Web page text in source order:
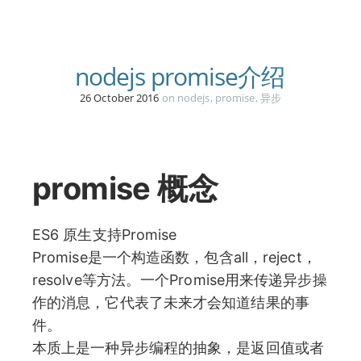
nodejs promise介绍
26 October 2016 on nodejs, promise, 异步
promise 概念
ES6 原生支持Promise
Promise是一个构造函数，包含all，reject，
resolve等方法。一个Promise用来传递异步操
作的消息，它代表了未来才会知道结果的事
件。
本质上是一种异步编程的抽象，是返回值或者